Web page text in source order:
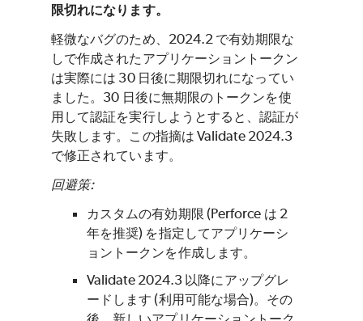
限切れになります。
軽微なバグのため、2024.2 で有効期限な
しで作成されたアプリケーショントークン
は実際には 30 日後に期限切れになってい
ました。30 日後に無期限のトークンを使
用して認証を実行しようとすると、認証が
失敗します。この指摘は Validate 2024.3
で修正されています。
回避策:
カスタムの有効期限 (Perforce は 2
年を推奨) を指定してアプリケーシ
ョントークンを作成します。
Validate 2024.3 以降にアップグレ
ードします (利用可能な場合)。その